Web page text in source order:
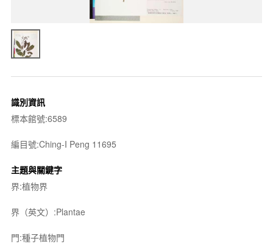
識別資訊
標本館號:6589
編目號:Ching-I Peng 11695
主題與關鍵字
界:植物界
界（英文）:Plantae
門:種子植物門